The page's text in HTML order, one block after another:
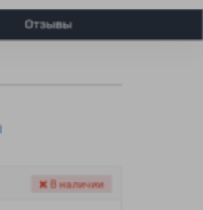
Отзывы
В наличии